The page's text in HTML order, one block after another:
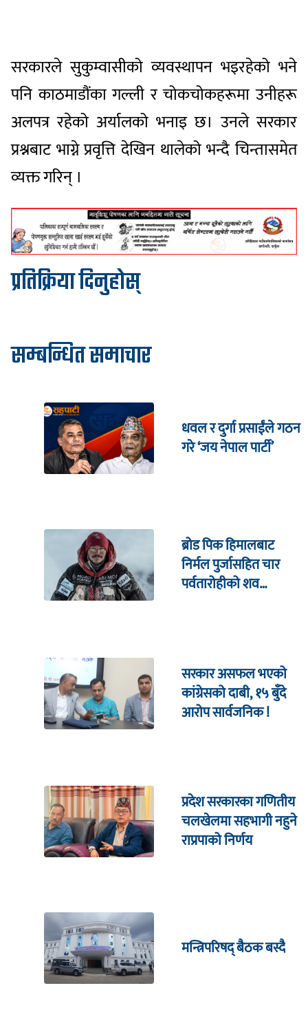
सरकारले सुकुम्वासीको व्यवस्थापन भइरहेको भने
पनि काठमाडौंका गल्ली र चोकचोकहरूमा उनीहरू
अलपत्र रहेको अर्यालको भनाइ छ। उनले सरकार
प्रश्नबाट भाग्ने प्रवृत्ति देखिन थालेको भन्दै चिन्तासमेत
व्यक्त गरिन् ।
प्रतिक्रिया दिनुहोस्
सम्बन्धित समाचार
धवल र दुर्गा प्रसाईंले गठन
गरे ‘जय नेपाल पार्टी’
ब्रोड पिक हिमालबाट
निर्मल पुर्जासहित चार
पर्वतारोहीको शव
सरकार असफल भएको
कांग्रेसको दाबी, १५ बुँदे
आरोप सार्वजनिक !
प्रदेश सरकारका गणितीय
चलखेलमा सहभागी नहुने
राप्रपाको निर्णय
मन्त्रिपरिषद् बैठक बस्दै